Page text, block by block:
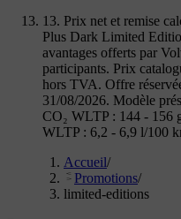
13. Prix net et remise
Plus Dark Limited
avantages offerts par
participants. Prix
hors TVA. Offre
31/08/2026. Modèle
CO₂ WLTP : 144 - 156
WLTP : 6,2 - 6,9 l/100
Accueil/
Promotions/
limited-editions